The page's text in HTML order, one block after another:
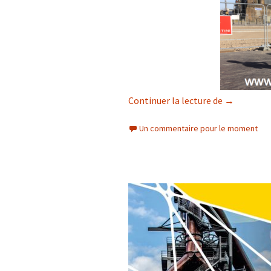
Continuer la lecture de Escher
→
Un commentaire pour le moment